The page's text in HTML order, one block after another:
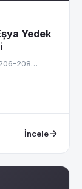
Yedek
208…
İncele